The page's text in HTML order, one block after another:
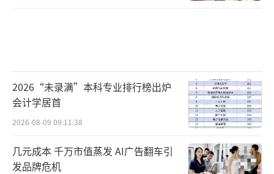
2026“未录满”本科专业排行榜出炉
会计学居首
2026-08-09 09:11:38
几元成本 千万市值蒸发 AI广告翻车引
发品牌危机